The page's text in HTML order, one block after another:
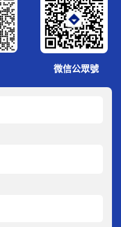
微信公眾號